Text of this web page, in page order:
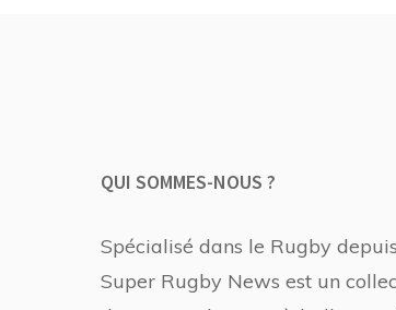
QUI SOMMES-NOUS ?
Spécialisé dans le Rugby
Super Rugby News est un